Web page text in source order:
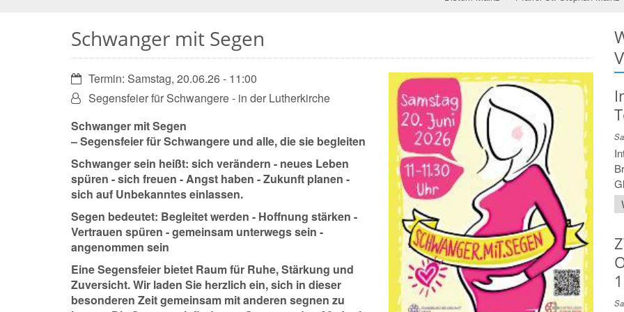
Schwanger mit Segen
Datum:Termin: Samstag, 20.06.26 - 11:00
Von:Segensfeier für Schwangere - in der Lutherkirche
Schwanger mit Segen
– Segensfeier für Schwangere und alle, die sie begleiten
Schwanger sein heißt: sich verändern - neues Leben
spüren - sich freuen - Angst haben - Zukunft planen -
sich auf Unbekanntes einlassen.
Segen bedeutet: Begleitet werden - Hoffnung stärken -
Vertrauen spüren - gemeinsam unterwegs sein -
angenommen sein
Eine Segensfeier bietet Raum für Ruhe, Stärkung und
Zuversicht. Wir laden Sie herzlich ein, sich in dieser
besonderen Zeit gemeinsam mit anderen segnen zu